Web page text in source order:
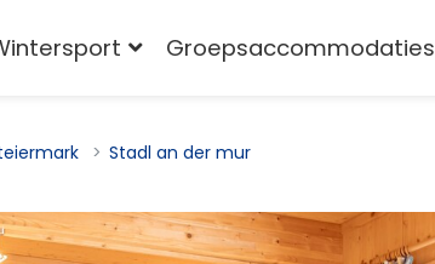
Stadl an der mur
Groepsaccommodaties